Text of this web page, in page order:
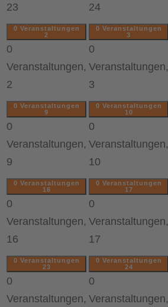
23
24
0 Veranstaltungen
2
0
Veranstaltungen,
2
0 Veranstaltungen
3
0
Veranstaltungen,
3
0 Veranstaltungen
9
0
Veranstaltungen,
9
0 Veranstaltungen
10
0
Veranstaltungen,
10
0 Veranstaltungen
16
0
Veranstaltungen,
16
0 Veranstaltungen
17
0
Veranstaltungen,
17
0 Veranstaltungen
23
0
Veranstaltungen,
0 Veranstaltungen
24
0
Veranstaltungen,